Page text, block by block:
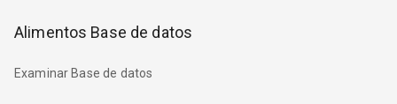
Alimentos Base de datos
Examinar Base de datos